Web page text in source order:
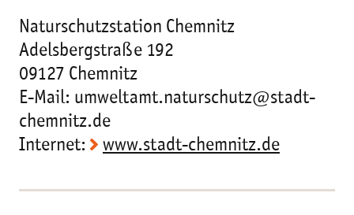
Naturschutzstation Chemnitz
Adelsbergstraße 192
09127 Chemnitz
E-Mail: umweltamt.naturschutz@stadt-
chemnitz.de
Internet:
www.stadt-chemnitz.de